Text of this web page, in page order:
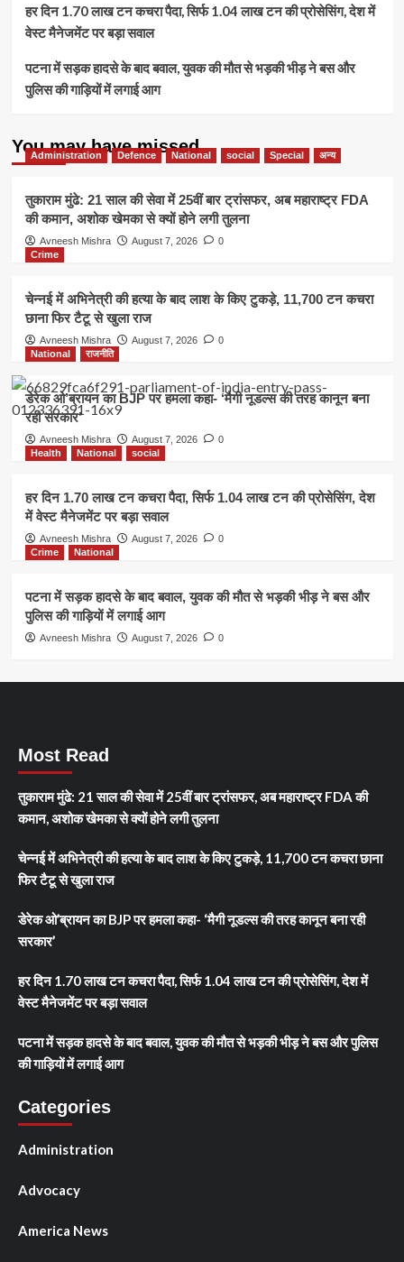
हर दिन 1.70 लाख टन कचरा पैदा, सिर्फ 1.04 लाख टन की प्रोसेसिंग, देश में
वेस्ट मैनेजमेंट पर बड़ा सवाल
पटना में सड़क हादसे के बाद बवाल, युवक की मौत से भड़की भीड़ ने बस और
पुलिस की गाड़ियों में लगाई आग
You may have missed
Administration Defence National social Special अन्य
तुकाराम मुंढे: 21 साल की सेवा में 25वीं बार ट्रांसफर, अब महाराष्ट्र FDA
की कमान, अशोक खेमका से क्यों होने लगी तुलना
Avneesh Mishra August 7, 2026
0
Crime
चेन्नई में अभिनेत्री की हत्या के बाद लाश के किए टुकड़े, 11,700 टन कचरा
छाना फिर टैटू से खुला राज
Avneesh Mishra August 7, 2026
0
National
राजनीति
डेरेक ओ’ब्रायन का BJP पर हमला कहा- ‘मैगी नूडल्स की तरह कानून बना
रही सरकार’
Avneesh Mishra August 7, 2026
0
Health
National social
हर दिन 1.70 लाख टन कचरा पैदा, सिर्फ 1.04 लाख टन की प्रोसेसिंग, देश
में वेस्ट मैनेजमेंट पर बड़ा सवाल
Avneesh Mishra August 7, 2026
0
Crime
National
पटना में सड़क हादसे के बाद बवाल, युवक की मौत से भड़की भीड़ ने बस और
पुलिस की गाड़ियों में लगाई आग
Avneesh Mishra August 7, 2026 0
Most Read
तुकाराम मुंढे: 21 साल की सेवा में 25वीं बार ट्रांसफर, अब महाराष्ट्र FDA की
कमान, अशोक खेमका से क्यों होने लगी तुलना
चेन्नई में अभिनेत्री की हत्या के बाद लाश के किए टुकड़े, 11,700 टन कचरा छाना
फिर टैटू से खुला राज
डेरेक ओ’ब्रायन का BJP पर हमला कहा- ‘मैगी नूडल्स की तरह कानून बना रही
सरकार’
हर दिन 1.70 लाख टन कचरा पैदा, सिर्फ 1.04 लाख टन की प्रोसेसिंग, देश में
वेस्ट मैनेजमेंट पर बड़ा सवाल
पटना में सड़क हादसे के बाद बवाल, युवक की मौत से भड़की भीड़ ने बस और पुलिस
की गाड़ियों में लगाई आग
Categories
Administration
Advocacy
America News